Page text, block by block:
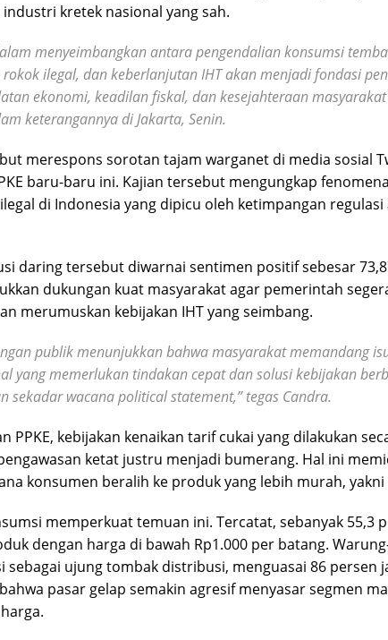
kretek nasional yang sah.
menyeimbangkan antara pengendalian konsumsi
ilegal, dan keberlanjutan IHT akan menjadi fondasi
ekonomi, keadilan fiskal, dan kesejahteraan
keterangannya di Jakarta, Senin.
merespons sorotan tajam warganet di media sosial
baru-baru ini. Kajian tersebut mengungkap
di Indonesia yang dipicu oleh ketimpangan
daring tersebut diwarnai sentimen positif sebesar
dukungan kuat masyarakat agar pemerintah
merumuskan kebijakan IHT yang seimbang.
publik menunjukkan bahwa masyarakat memandang
yang memerlukan tindakan cepat dan solusi kebijakan
sekadar wacana political statement,” tegas Candra.
PPKE, kebijakan kenaikan tarif cukai yang dilakukan
ketat justru menjadi bumerang. Hal ini
konsumen beralih ke produk yang lebih murah, yakni
memperkuat temuan ini. Tercatat, sebanyak 55,3
dengan harga di bawah Rp1.000 per batang.
sebagai ujung tombak distribusi, menguasai 86 persen
pasar gelap semakin agresif menyasar segmen